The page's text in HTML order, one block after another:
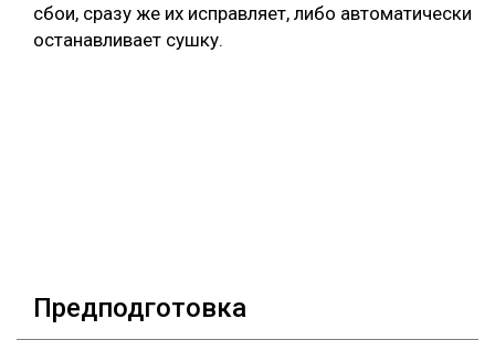
сбои, сразу же их исправляет, либо автоматически
останавливает сушку.
Предподготовка